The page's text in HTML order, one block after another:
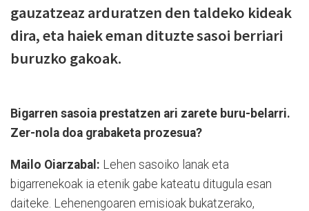
gauzatzeaz arduratzen den taldeko kideak
dira, eta haiek eman dituzte sasoi berriari
buruzko gakoak.
Bigarren sasoia prestatzen ari zarete buru-belarri.
Zer-nola doa grabaketa prozesua?
Mailo Oiarzabal: Lehen sasoiko lanak eta
bigarrenekoak ia etenik gabe kateatu ditugula esan
daiteke. Lehenengoaren emisioak bukatzerako,